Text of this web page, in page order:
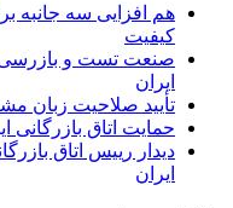
هم افزایی سه جانبه
کیفیت
صنعت تست و بازرسی
ایران
تأیید صلاحیت زبان
حمایت اتاق بازرگانی
دیدار رییس اتاق
ایران